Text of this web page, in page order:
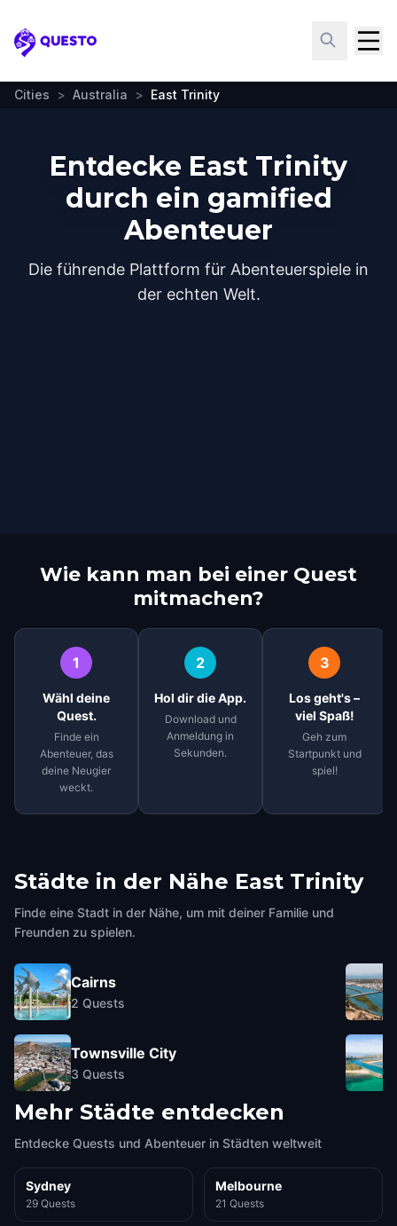
Questo
Cities > Australia > East Trinity
Entdecke East Trinity
durch ein gamified
Abenteuer
Die führende Plattform für Abenteuerspiele in
der echten Welt.
Wie kann man bei einer Quest
mitmachen?
1
Wähl deine
Quest.
Finde ein
Abenteuer, das
deine Neugier
weckt.
2
Hol dir die App.
Download und
Anmeldung in
Sekunden.
3
Los geht's –
viel Spaß!
Geh zum
Startpunkt und
spiel!
Städte in der Nähe East Trinity
Finde eine Stadt in der Nähe, um mit deiner Familie und
Freunden zu spielen.
Cairns
2 Quests
Townsville City
3 Quests
Mehr Städte entdecken
Entdecke Quests und Abenteuer in Städten weltweit
Sydney
29 Quests
Melbourne
21 Quests